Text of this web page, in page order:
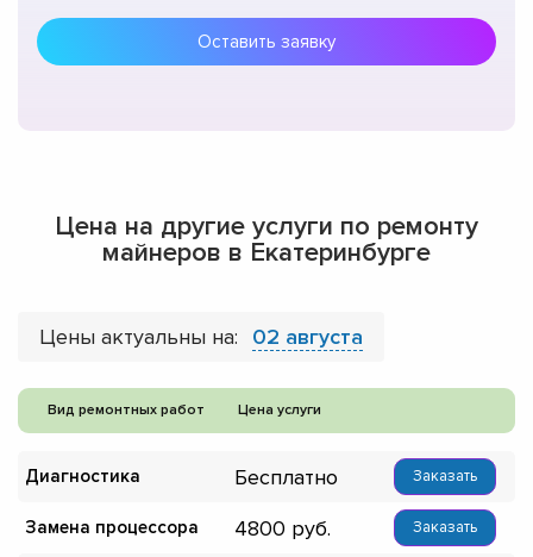
Оставить заявку
Цена на другие услуги по ремонту
майнеров в Екатеринбурге
Цены актуальны на: 02 августа
Вид ремонтных работ Цена услуги
Диагностика Бесплатно Заказать
Замена процессора 4800 Заказать